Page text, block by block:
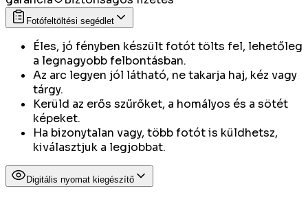
Fotófeltöltési segédlet
Éles, jó fényben készült fotót tölts fel, lehetőleg
a legnagyobb felbontásban.
Az arc legyen jól látható, ne takarja haj, kéz vagy
tárgy.
Kerüld az erős szűrőket, a homályos és a sötét
képeket.
Ha bizonytalan vagy, több fotót is küldhetsz,
kiválasztjuk a legjobbat.
Digitális nyomat kiegészítő